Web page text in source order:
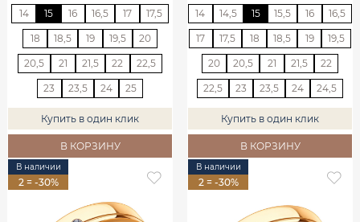
14
15 16 16,5 17 17,5
18 18,5 19 19,5 20
20,5 21 21,5 22 22,5
23 23,5 24 25
Купить в один клик
В КОРЗИНУ
14
14,5 15 15,5 16 16,5
17 17,5 18 18,5 19 19,5
20 20,5 21 21,5 22
22,5 23 23,5 24 24,5
Купить в один клик
В КОРЗИНУ
В наличии
2 = -30%
В наличии
2 = -30%